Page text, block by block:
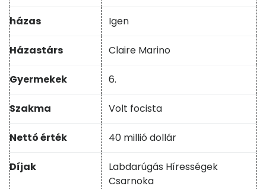
házas Igen
Házastárs Claire Marino
Gyermekek 6.
Szakma Volt focista
Nettó érték 40 millió dollár
Díjak
Labdarúgás Hírességek
Csarnoka